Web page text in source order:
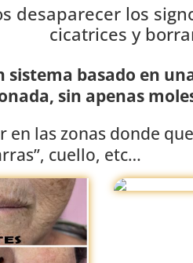
desaparecer los
cicatrices y
sistema basado en
sin apenas
en las zonas donde
cuello, etc…